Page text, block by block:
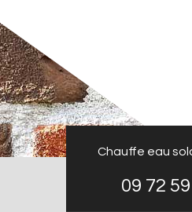
Chauffe eau
09 72